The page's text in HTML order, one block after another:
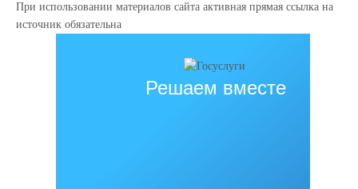
При использовании материалов сайта активная прямая ссылка на
источник обязательна
Решаем вместе